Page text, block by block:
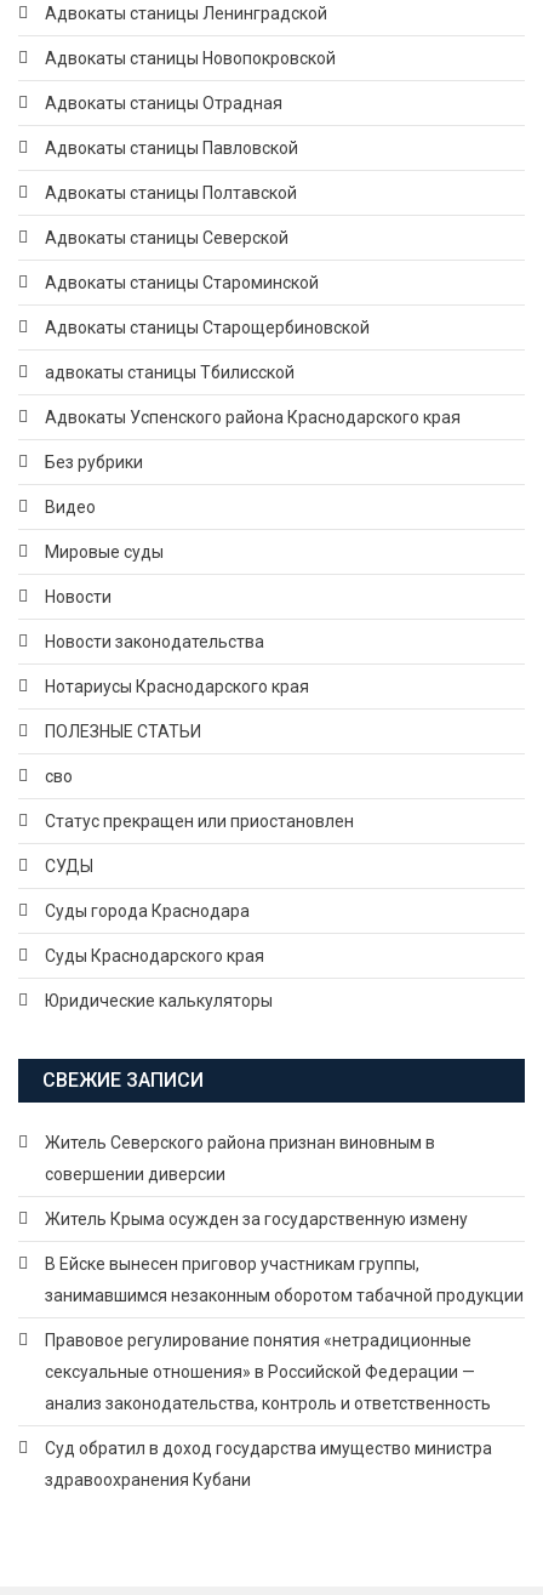
Адвокаты станицы Ленинградской
Адвокаты станицы Новопокровской
Адвокаты станицы Отрадная
Адвокаты станицы Павловской
Адвокаты станицы Полтавской
Адвокаты станицы Северской
Адвокаты станицы Староминской
Адвокаты станицы Старощербиновской
адвокаты станицы Тбилисской
Адвокаты Успенского района Краснодарского края
Без рубрики
Видео
Мировые суды
Новости
Новости законодательства
Нотариусы Краснодарского края
ПОЛЕЗНЫЕ СТАТЬИ
сво
Статус прекращен или приостановлен
СУДЫ
Суды города Краснодара
Суды Краснодарского края
Юридические калькуляторы
СВЕЖИЕ ЗАПИСИ
Житель Северского района признан виновным в
совершении диверсии
Житель Крыма осужден за государственную измену
В Ейске вынесен приговор участникам группы,
занимавшимся незаконным оборотом табачной продукции
Правовое регулирование понятия «нетрадиционные
сексуальные отношения» в Российской Федерации —
анализ законодательства, контроль и ответственность
Суд обратил в доход государства имущество министра
здравоохранения Кубани